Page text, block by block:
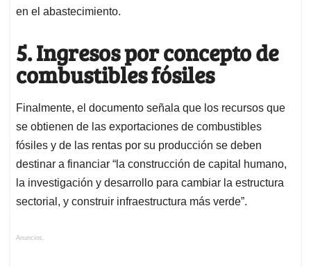
en el abastecimiento.
5. Ingresos por concepto de
combustibles fósiles
Finalmente, el documento señala que los recursos que
se obtienen de las exportaciones de combustibles
fósiles y de las rentas por su producción se deben
destinar a financiar “la construcción de capital humano,
la investigación y desarrollo para cambiar la estructura
sectorial, y construir infraestructura más verde”.
Anuncios.